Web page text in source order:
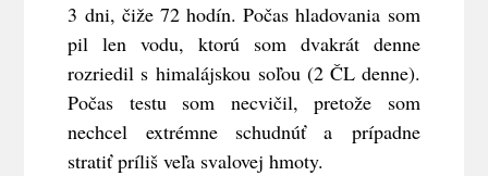
3 dni, čiže 72 hodín. Počas hladovania som
pil len vodu, ktorú som dvakrát denne
rozriedil s himalájskou soľou (2 ČL denne).
Počas testu som necvičil, pretože som
nechcel extrémne schudnúť a prípadne
stratiť príliš veľa svalovej hmoty.